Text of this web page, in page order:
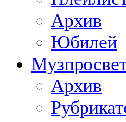
Архив
Юбилей
Архив